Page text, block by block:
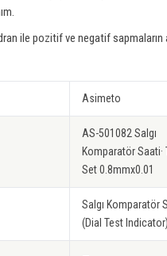
ile pozitif ve negatif sapmaların
Asimeto
AS-501082 Salgı
Komparatör Saati·
Set 0.8mmx0.01
Salgı Komparatör
(Dial Test Indicator)